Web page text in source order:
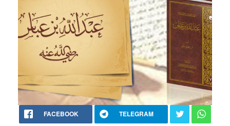
FACEBOOK TELEGRAM